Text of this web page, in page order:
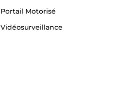
Portail Motorisé
Vidéosurveillance